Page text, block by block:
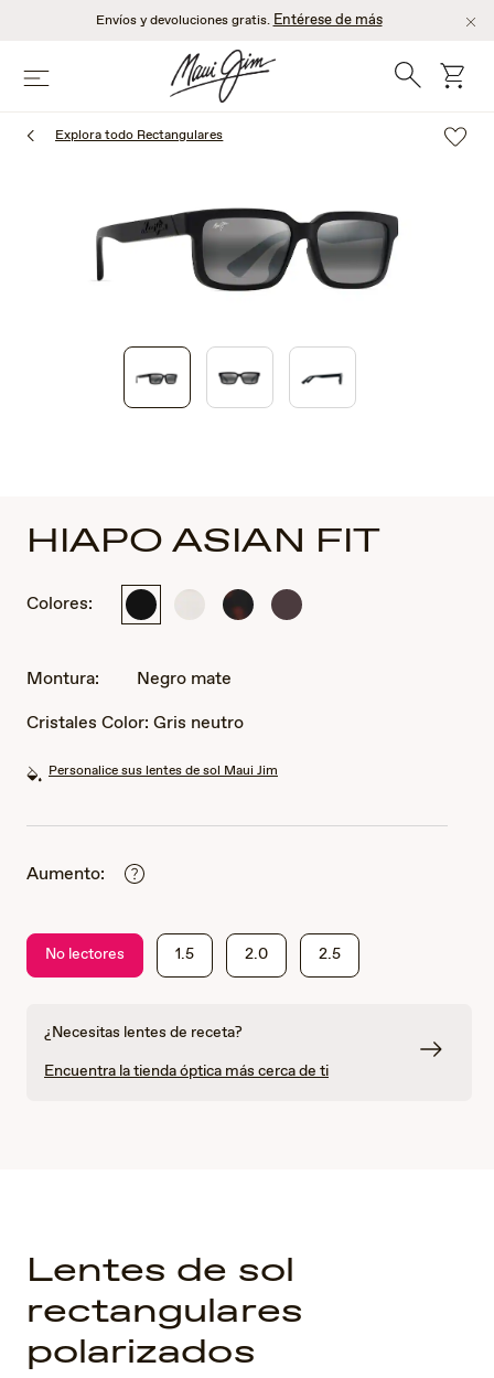
principal
Envíos y devoluciones gratis. Entérese de más
Menú BúsquedaCarro
Explora todo Rectangulares
HIAPO ASIAN FIT
Colores:
Negro
BlancoHabanaBorgoña
Montura:
Negro mate
Cristales Color: Gris neutro
Personalice sus lentes de sol Maui Jim
Aumento:
No lectores 1.5 2.0 2.5
¿Necesitas lentes de receta?
Encuentra la tienda óptica más cerca de ti
Lentes de sol
rectangulares
polarizados